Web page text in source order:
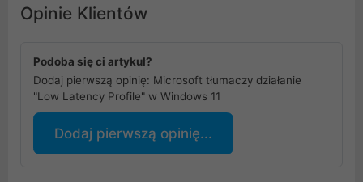
Opinie Klientów
Podoba się ci artykuł?
Dodaj pierwszą opinię: Microsoft tłumaczy działanie
"Low Latency Profile" w Windows 11
Dodaj pierwszą opinię...